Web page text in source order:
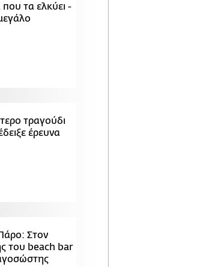
τα ελκύει -
τραγούδι
έρευνα
Στον
του beach bar